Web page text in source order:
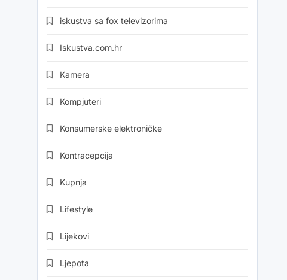
iskustva sa fox televizorima
Iskustva.com.hr
Kamera
Kompjuteri
Konsumerske elektroničke
Kontracepcija
Kupnja
Lifestyle
Lijekovi
Ljepota